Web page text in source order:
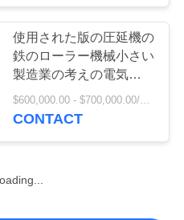
延機
ライン
6
使用された版の圧延機の
鉄のローラー機械小さい
製造業の考えの電気圧延
機
$600,000.00 - $700,000.00/Pieces
CONTACT